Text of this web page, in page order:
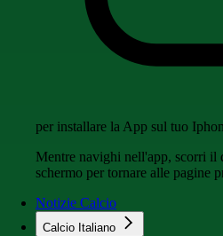
per installare la App sul tuo
Mentre navighi nell'app, scorri il
schermo per tornare alle pagine
Notizie Calcio
Calcio Italiano